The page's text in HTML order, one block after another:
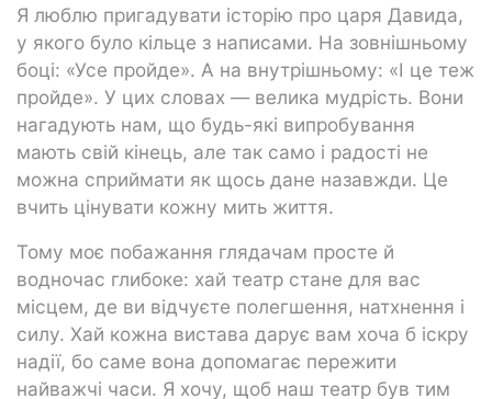
Я люблю пригадувати історію про царя Давида,
у якого було кільце з написами. На зовнішньому
боці: «Усе пройде». А на внутрішньому: «І це теж
пройде». У цих словах — велика мудрість. Вони
нагадують нам, що будь-які випробування
мають свій кінець, але так само і радості не
можна сприймати як щось дане назавжди. Це
вчить цінувати кожну мить життя.
Тому моє побажання глядачам просте й
водночас глибоке: хай театр стане для вас
місцем, де ви відчуєте полегшення, натхнення і
силу. Хай кожна вистава дарує вам хоча б іскру
надії, бо саме вона допомагає пережити
найважчі часи. Я хочу, щоб наш театр був тим